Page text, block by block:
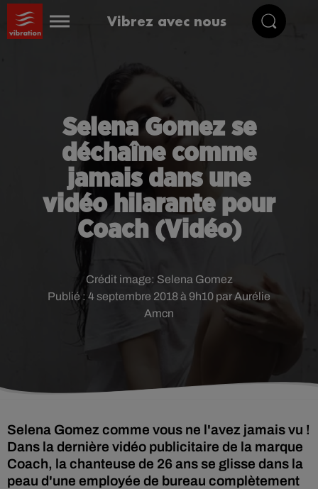
Vibrez avec nous
Selena Gomez se
déchaîne comme
jamais dans une
vidéo hilarante pour
Coach (Vidéo)
Publié : 4 septembre 2018 à 9h10 par Aurélie
Amcn
Crédit image: Selena Gomez
Selena Gomez comme vous ne l'avez jamais vu !
Dans la dernière vidéo publicitaire de la marque
Coach, la chanteuse de 26 ans se glisse dans la
peau d'une employée de bureau complètement